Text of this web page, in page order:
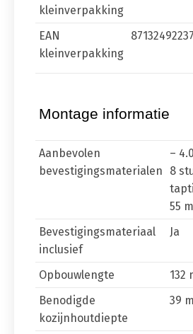
kleinverpakking
EAN
kleinverpakking
Montage informatie
Aanbevolen
bevestigingsmaterialen
–
8
55
Bevestigingsmateriaal
inclusief
Ja
Opbouwlengte
132
Benodigde
kozijnhoutdiepte
39